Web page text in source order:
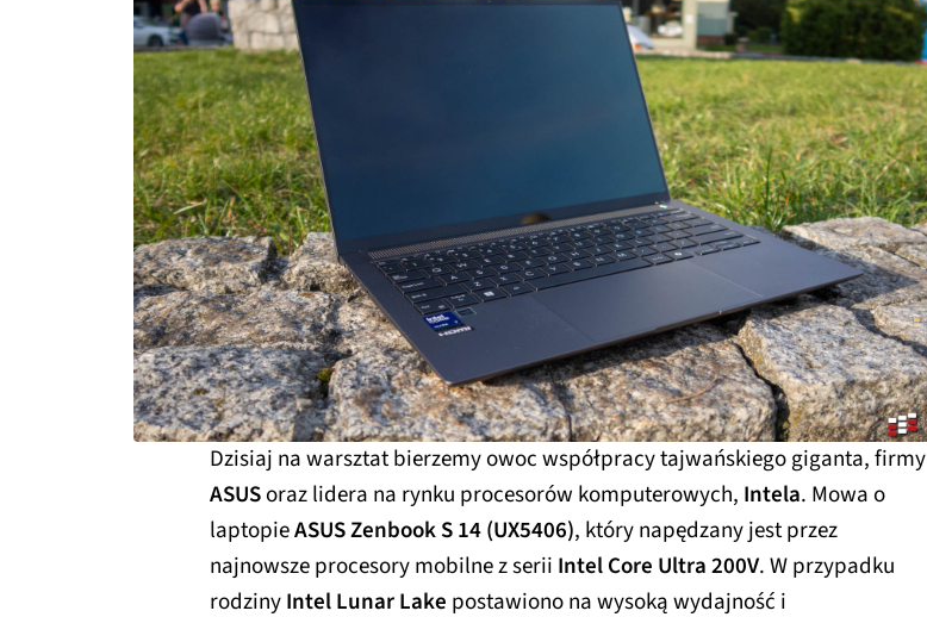
Dzisiaj na warsztat bierzemy owoc współpracy tajwańskiego giganta, firmy
ASUSoraz lidera na rynku procesorów komputerowych, Intela. Mowa o
laptopieASUS Zenbook S 14 (UX5406), który napędzany jest przez
najnowsze procesory mobilne z serii Intel Core Ultra 200V. W przypadku
rodzinyIntel Lunar Lake postawiono na wysoką wydajność i